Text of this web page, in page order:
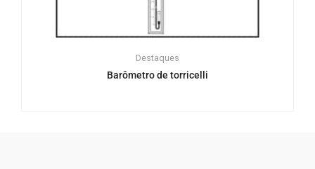
Destaques
Barômetro de torricelli